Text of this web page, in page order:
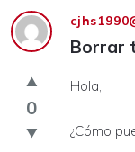
Rocketbot
Forum
Latest
Questions
Borrar
0
Hola,
¿Cómo